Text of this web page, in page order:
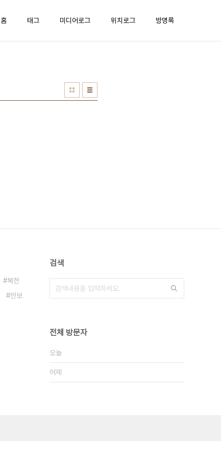
홈 태그 미디어로그 위치로그 방명록
북한
안보
검색
전체 방문자
오늘
어제